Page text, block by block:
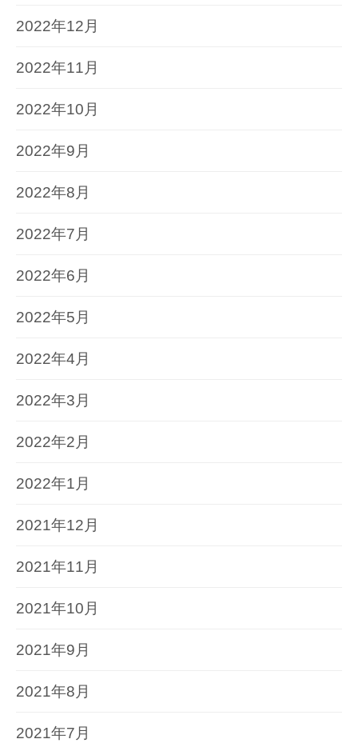
2022年12月
2022年11月
2022年10月
2022年9月
2022年8月
2022年7月
2022年6月
2022年5月
2022年4月
2022年3月
2022年2月
2022年1月
2021年12月
2021年11月
2021年10月
2021年9月
2021年8月
2021年7月